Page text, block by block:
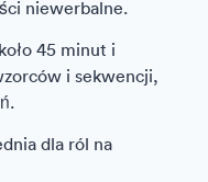
niewerbalne.
45 minut i
i sekwencji,
dla ról na